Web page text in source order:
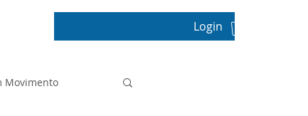
Login
Movimento